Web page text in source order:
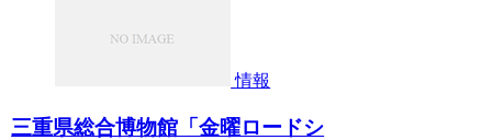
情報
三重県総合博物館「金曜ロードシ